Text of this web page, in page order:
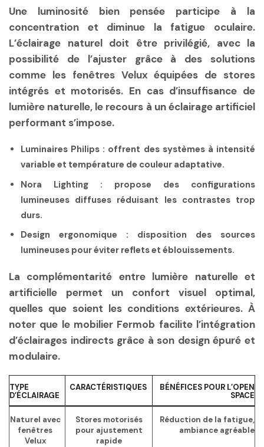
Une luminosité bien pensée participe à la
concentration et diminue la fatigue oculaire.
L’éclairage naturel doit être privilégié, avec la
possibilité de l’ajuster grâce à des solutions
comme les fenêtres Velux équipées de stores
intégrés et motorisés. En cas d’insuffisance de
lumière naturelle, le recours à un éclairage artificiel
performant s’impose.
Luminaires Philips : offrent des systèmes à intensité
variable et température de couleur adaptative.
Nora Lighting : propose des configurations
lumineuses diffuses réduisant les contrastes trop
durs.
Design ergonomique : disposition des sources
lumineuses pour éviter reflets et éblouissements.
La complémentarité entre lumière naturelle et
artificielle permet un confort visuel optimal,
quelles que soient les conditions extérieures. À
noter que le mobilier Fermob facilite l’intégration
d’éclairages indirects grâce à son design épuré et
modulaire.
TYPE
D’ÉCLAIRAGE
CARACTÉRISTIQUES
BÉNÉFICES POUR L’OPEN
SPACE
Naturel avec
fenêtres
Velux
Stores motorisés
pour ajustement
rapide
Réduction de la fatigue,
ambiance agréable